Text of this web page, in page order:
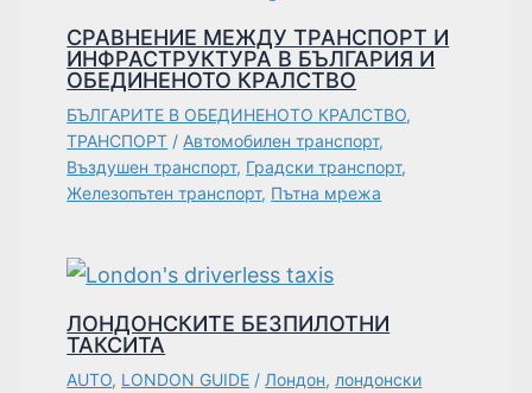
СРАВНЕНИЕ МЕЖДУ ТРАНСПОРТ И
ИНФРАСТРУКТУРА В БЪЛГАРИЯ И
ОБЕДИНЕНОТО КРАЛСТВО
БЪЛГАРИТЕ В ОБЕДИНЕНОТО КРАЛСТВО,
ТРАНСПОРТ / Автомобилен транспорт,
Въздушен транспорт, Градски транспорт,
Железопътен транспорт, Пътна мрежа
ЛОНДОНСКИТЕ БЕЗПИЛОТНИ
ТАКСИТА
AUTO, LONDON GUIDE / Лондон, лондонски